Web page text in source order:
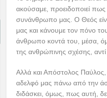
ακούσαμε, προειδοποιεί
συνάνθρωπο μας. Ο Θεός
μας και κάνουμε τον πόνο
άνθρωπο κοντά του, μέσα,
της ανθρώπινης σχέσης,
Αλλά και Απόστολος
αδελφό μας πάνω από την
διδάσκει, όμως, πως αυτή,